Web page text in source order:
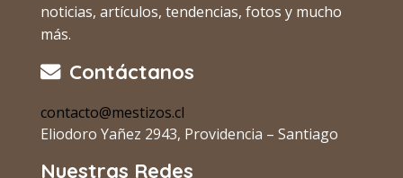
noticias, artículos, tendencias, fotos y mucho
más.
Contáctanos
contacto@mestizos.cl
Eliodoro Yañez 2943, Providencia – Santiago
Nuestras Redes